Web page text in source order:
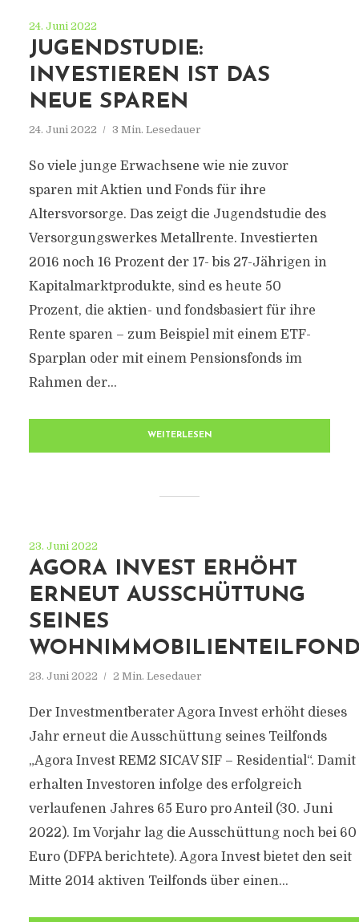
24. Juni 2022
JUGENDSTUDIE:
INVESTIEREN IST DAS
NEUE SPAREN
24. Juni 2022 3 Min. Lesedauer
So viele junge Erwachsene wie nie zuvor
sparen mit Aktien und Fonds für ihre
Altersvorsorge. Das zeigt die Jugendstudie des
Versorgungswerkes Metallrente. Investierten
2016 noch 16 Prozent der 17- bis 27-Jährigen in
Kapitalmarktprodukte, sind es heute 50
Prozent, die aktien- und fondsbasiert für ihre
Rente sparen – zum Beispiel mit einem ETF-
Sparplan oder mit einem Pensionsfonds im
Rahmen der...
WEITERLESEN
23. Juni 2022
AGORA INVEST ERHÖHT
ERNEUT AUSSCHÜTTUNG
SEINES
23. Juni 2022 2 Min. Lesedauer
Der Investmentberater Agora Invest erhöht dieses
Jahr erneut die Ausschüttung seines Teilfonds
„Agora Invest REM2 SICAV SIF – Residential“. Damit
erhalten Investoren infolge des erfolgreich
verlaufenen Jahres 65 Euro pro Anteil (30. Juni
2022). Im Vorjahr lag die Ausschüttung noch bei 60
Euro (DFPA berichtete). Agora Invest bietet den seit
Mitte 2014 aktiven Teilfonds über einen...